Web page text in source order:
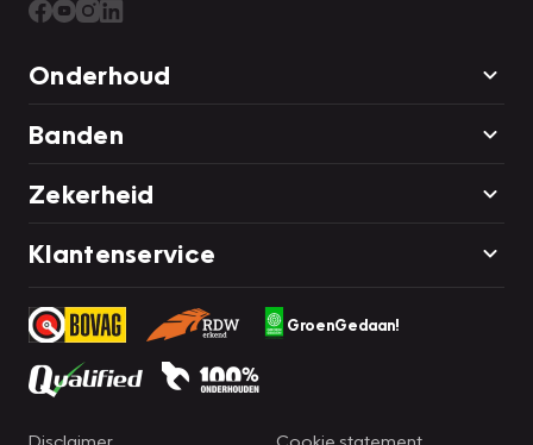
Onderhoud
Banden
Zekerheid
Klantenservice
GroenGedaan!